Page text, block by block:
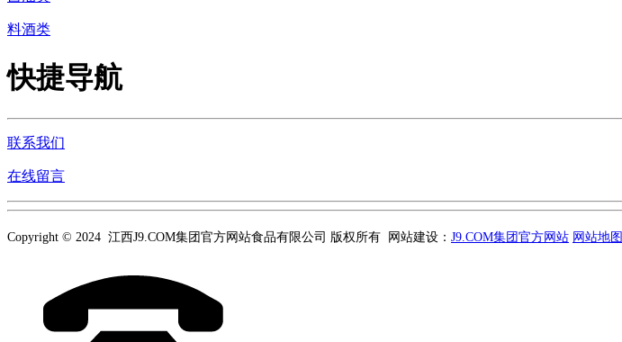
料酒类
快捷导航
联系我们
在线留言
Copyright © 2024 江西J9.COM集团官方网站食品有限公司 版权所有 网站建设： J9.COM集团官方网站 网站地图